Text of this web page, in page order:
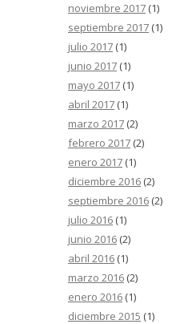
noviembre 2017 (1)
septiembre 2017 (1)
julio 2017 (1)
junio 2017 (1)
mayo 2017 (1)
abril 2017 (1)
marzo 2017 (2)
febrero 2017 (2)
enero 2017 (1)
diciembre 2016 (2)
septiembre 2016 (2)
julio 2016 (1)
junio 2016 (2)
abril 2016 (1)
marzo 2016 (2)
enero 2016 (1)
diciembre 2015 (1)